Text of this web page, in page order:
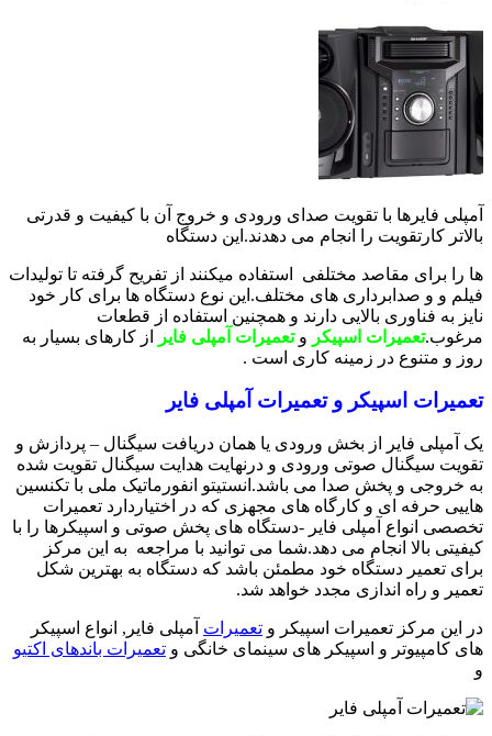
آمپلی فایرها با تقویت صدای ورودی و خروج آن با کیفیت و قدرتی
بالاتر کارتقویت را انجام می دهدند.این دستگاه
ها را برای مقاصد مختلفی استفاده میکنند از تفریح گرفته تا تولیدات
فیلم و و صدابرداری های مختلف.این نوع دستگاه ها برای کار خود
نایز به فناوری بالایی دارند و همچنین استفاده از قطعات
مرغوب.تعمیرات اسپیکر وتعمیرات آمپلی فایر
از کارهای بسیار به
روز و متنوع در زمینه کاری است .
تعمیرات اسپیکر و تعمیرات آمپلی فایر
یک آمپلی فایر از بخش ورودی یا همان دریافت سیگنال – پردازش و
تقویت سیگنال صوتی ورودی و درنهایت هدایت سیگنال تقویت شده
به خروجی و پخش صدا می باشد.انستیتو انفورماتیک ملی با تکنسین
هاییی حرفه ای و کارگاه های مجهزی که در اختیاردارد تعمیرات
تخصصی انواع آمپلی فایر -دستگاه های پخش صوتی و اسپیکرها را با
کیفیتی بالا انجام می دهد.شما می توانید با مراجعه به این مرکز
برای تعمیر دستگاه خود مطمئن باشد که دستگاه به بهترین شکل
تعمیر و راه اندازی مجدد خواهد شد.
در این مرکز تعمیرات اسپیکر و تعمیرات آمپلی فایر, انواع اسپیکر
های کامپیوتر و اسپیکر های سینمای خانگی و تعمیرات باندهای اکتیو
و